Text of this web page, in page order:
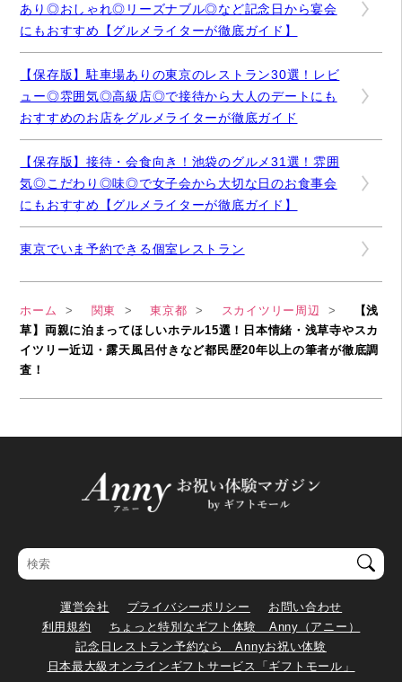
あり◎おしゃれ◎リーズナブル◎など記念日から宴会
にもおすすめ【グルメライターが徹底ガイド】
【保存版】駐車場ありの東京のレストラン30選！レビ
ュー◎雰囲気◎高級店◎で接待から大人のデートにも
おすすめのお店をグルメライターが徹底ガイド
【保存版】接待・会食向き！池袋のグルメ31選！雰囲
気◎こだわり◎味◎で女子会から大切な日のお食事会
にもおすすめ【グルメライターが徹底ガイド】
東京でいま予約できる個室レストラン
ホーム 関東 東京都 スカイツリー周辺
【浅
草】両親に泊まってほしいホテル15選！日本情緒・浅草寺やスカ
イツリー近辺・露天風呂付きなど都民歴20年以上の筆者が徹底調
査！
運営会社 プライバシーポリシー
お問い合わせ
利用規約
ちょっと特別なギフト体験 Anny（アニー）
記念日レストラン予約なら Annyお祝い体験
日本最大級オンラインギフトサービス「ギフトモール」